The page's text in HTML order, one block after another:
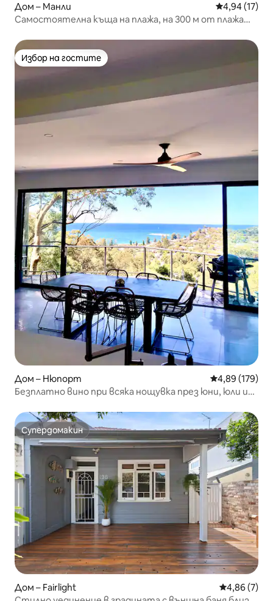
Дом – Манли Средна
4,94 (17)
Самостоятелна къща на плажа, на 300 м от плажа
Избор на гостите
Избор на гостите
Дом – Нюпорт Средна
4,89 (179)
Безплатно вино при всяка нощувка през юни, юли и
Супердомакин
Супердомакин
Дом – Fairlight Средна
4,86 (7)